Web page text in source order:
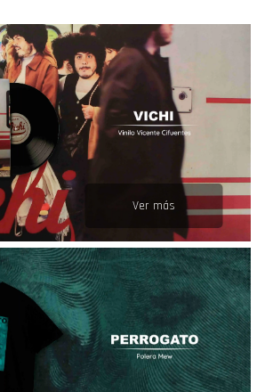
Ver más